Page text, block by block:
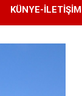
KÜNYE-İLETIŞIM